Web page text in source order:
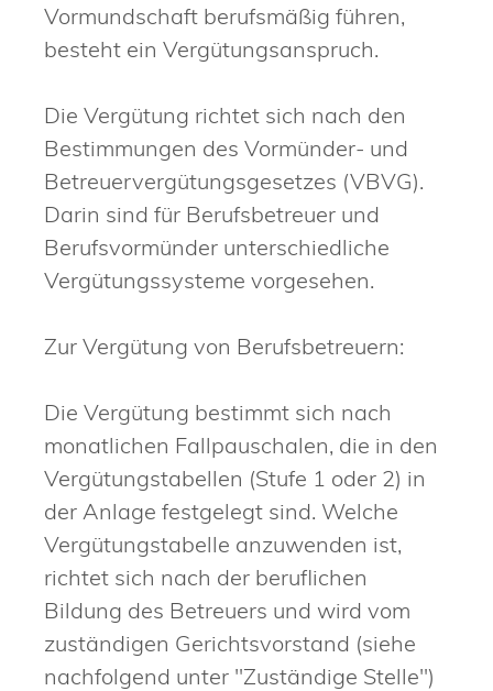
Vormundschaft berufsmäßig führen,
besteht ein Vergütungsanspruch.
Die Vergütung richtet sich nach den
Bestimmungen des Vormünder- und
Betreuervergütungsgesetzes (VBVG).
Darin sind für Berufsbetreuer und
Berufsvormünder unterschiedliche
Vergütungssysteme vorgesehen.
Zur Vergütung von Berufsbetreuern:
Die Vergütung bestimmt sich nach
monatlichen Fallpauschalen, die in den
Vergütungstabellen (Stufe 1 oder 2) in
der Anlage festgelegt sind. Welche
Vergütungstabelle anzuwenden ist,
richtet sich nach der beruflichen
Bildung des Betreuers und wird vom
zuständigen Gerichtsvorstand (siehe
nachfolgend unter "Zuständige Stelle")